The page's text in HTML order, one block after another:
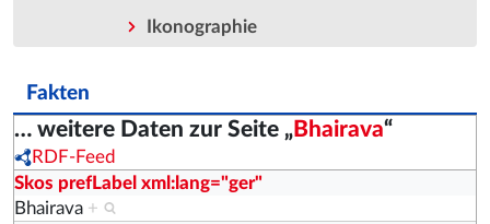
Ikonographie
Fakten
… weitere Daten zur Seite „Bhairava“
RDF-Feed
Skos prefLabel xml:lang="ger"
Bhairava +